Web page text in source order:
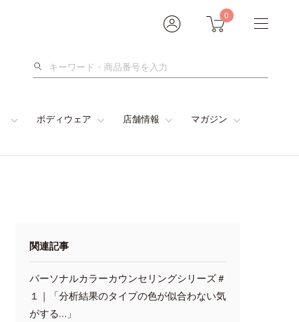
0
検
ボディウェア 店舗情報 マガジン
関連記事
パーソナルカラーカウンセリングシリーズ＃
１｜「分析結果のタイプの色が似合わない気
がする…」